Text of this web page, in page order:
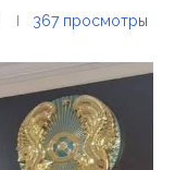
367просмотры